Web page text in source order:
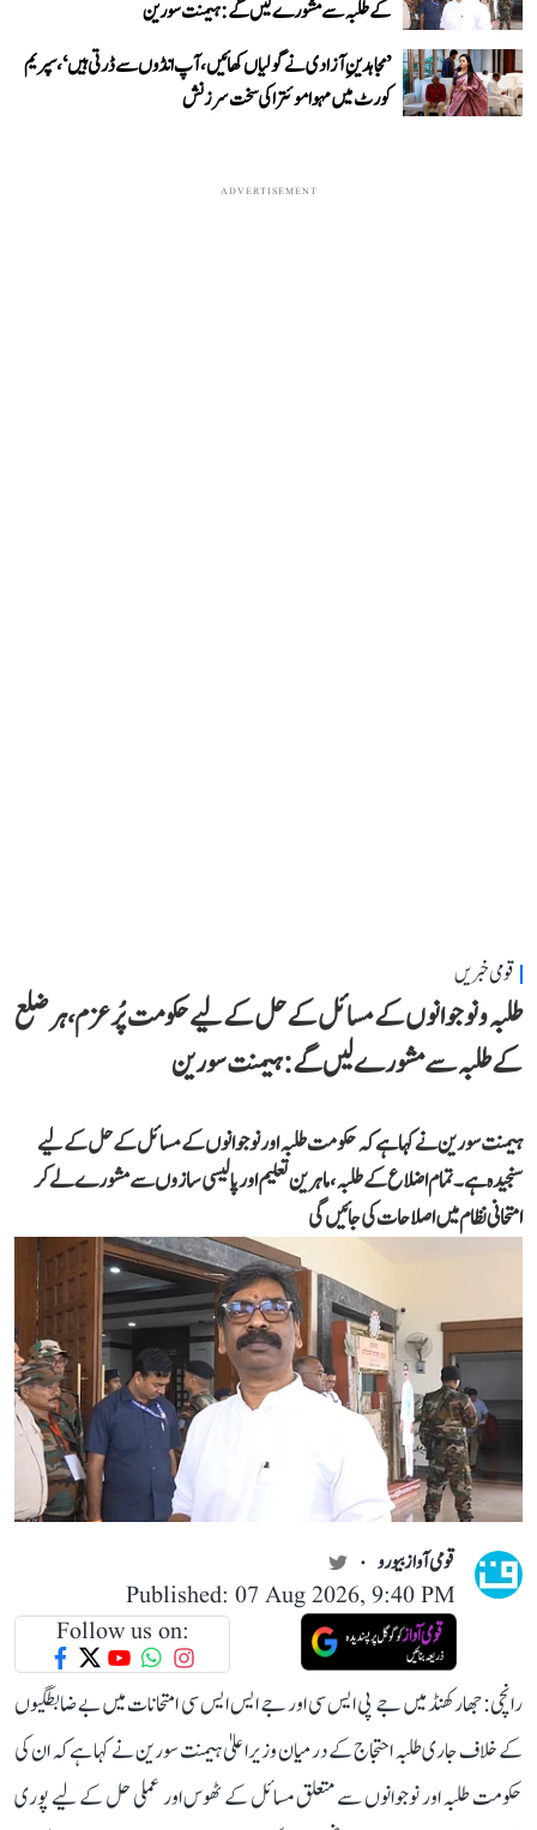
کے طلبہ سے مشورے لیں گے: ہیمنت سورین
’مجاہدینِ آزادی نے گولیاں کھائیں، آپ انڈوں سے ڈرتی ہیں‘، سپریم
کورٹ میں مہوا موئترا کی سخت سرزنش
ADVERTISEMENT
قومی خبریں
طلبہ و نوجوانوں کے مسائل کے حل کے لیے حکومت پُرعزم، ہر ضلع
کے طلبہ سے مشورے لیں گے: ہیمنت سورین
ہیمنت سورین نے کہا ہے کہ حکومت طلبہ اور نوجوانوں کے مسائل کے حل کے لیے
سنجیدہ ہے۔ تمام اضلاع کے طلبہ، ماہرین تعلیم اور پالیسی سازوں سے مشورے لے کر
امتحانی نظام میں اصلاحات کی جائیں گی
قومی آواز بیورو
Published: 07 Aug 2026, 9:40 PM
Follow us on:
رانچی: جھارکھنڈ میں جے پی ایس سی اور جے ایس ایس سی امتحانات میں بے ضابطگیوں
کے خلاف جاری طلبہ احتجاج کے درمیان وزیر اعلیٰ ہیمنت سورین نے کہا ہے کہ ان کی
حکومت طلبہ اور نوجوانوں سے متعلق مسائل کے ٹھوس اور عملی حل کے لیے پوری